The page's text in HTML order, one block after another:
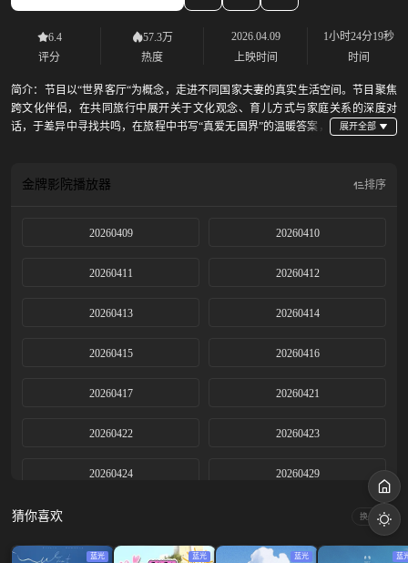
6.4
评分
57.3万
热度
2026.04.09
上映时间
1小时24分19秒
时间
简介：
节目以“世界客厅“为概念，走进不同国家夫妻的真实生活空间。节目聚焦
跨文化伴侣，在共同旅行中展开关于文化观念、育儿方式与家庭关系的深度对
话，于差异中寻找共鸣，在旅程中书写“真爱无国界”的温暖答案，
金牌影院播放器 排序
20260409 20260410
20260411 20260412
20260413 20260414
20260415 20260416
20260417 20260421
20260422 20260423
20260424 20260429
20260506 20260507
猜你喜欢 换一换
蓝光 蓝光 蓝光 蓝